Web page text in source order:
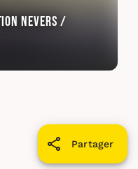
Nevers /
Partager